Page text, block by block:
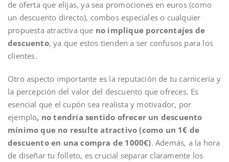
de oferta que elijas, ya sea promociones en euros (como
un descuento directo), combos especiales o cualquier
propuesta atractiva que no implique porcentajes de
descuento, ya que estos tienden a ser confusos para los
clientes.
Otro aspecto importante es la reputación de tu carnicería y
la percepción del valor del descuento que ofreces. Es
esencial que el cupón sea realista y motivador, por
ejemplo, no tendría sentido ofrecer un descuento
mínimo que no resulte atractivo (como un 1€ de
descuento en una compra de 1000€). Además, a la hora
de diseñar tu folleto, es crucial separar claramente los